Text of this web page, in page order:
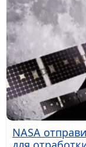
NASA